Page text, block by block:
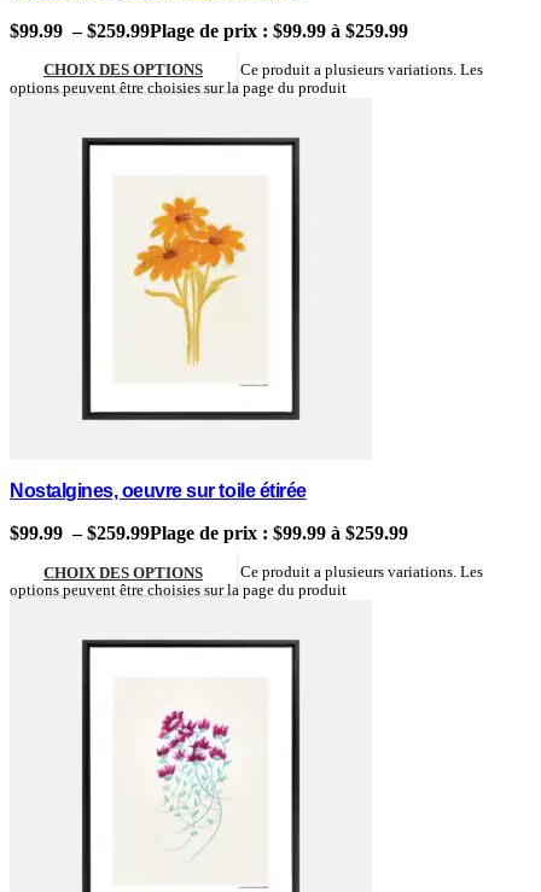
$99.99 – $259.99Plage de prix : $99.99 à $259.99
CHOIX DES OPTIONS
Ce produit a plusieurs variations. Les
options peuvent être choisies sur la page du produit
Nostalgines, oeuvre sur toile étirée
$99.99 – $259.99Plage de prix : $99.99 à $259.99
CHOIX DES OPTIONS
Ce produit a plusieurs variations. Les
options peuvent être choisies sur la page du produit